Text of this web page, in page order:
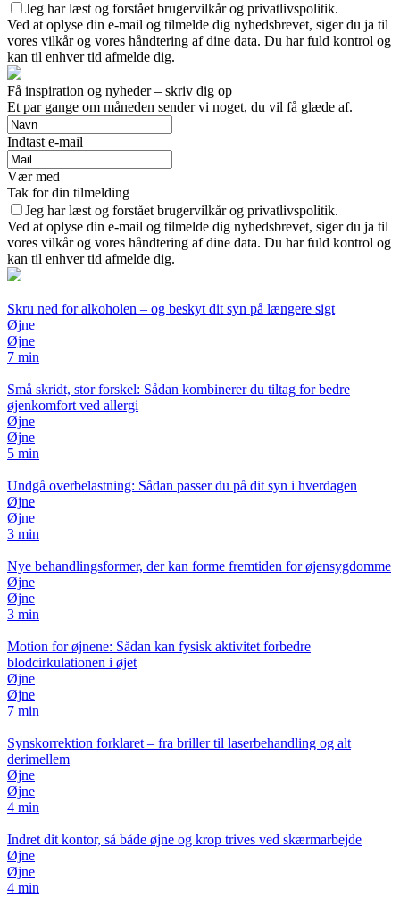
Jeg har læst og forstået brugervilkår og privatlivspolitik.
Ved at oplyse din e-mail og tilmelde dig nyhedsbrevet, siger du ja til
vores vilkår og vores håndtering af dine data. Du har fuld kontrol og
kan til enhver tid afmelde dig.
Få inspiration og nyheder – skriv dig op
Et par gange om måneden sender vi noget, du vil få glæde af.
Indtast e-mail
Vær med
Tak for din tilmelding
Jeg har læst og forstået brugervilkår og privatlivspolitik.
Ved at oplyse din e-mail og tilmelde dig nyhedsbrevet, siger du ja til
vores vilkår og vores håndtering af dine data. Du har fuld kontrol og
kan til enhver tid afmelde dig.
Skru ned for alkoholen – og beskyt dit syn på længere sigt
Øjne
Øjne
7 min
Små skridt, stor forskel: Sådan kombinerer du tiltag for bedre
øjenkomfort ved allergi
Øjne
Øjne
5 min
Undgå overbelastning: Sådan passer du på dit syn i hverdagen
Øjne
Øjne
3 min
Nye behandlingsformer, der kan forme fremtiden for øjensygdomme
Øjne
Øjne
3 min
Motion for øjnene: Sådan kan fysisk aktivitet forbedre
blodcirkulationen i øjet
Øjne
Øjne
7 min
Synskorrektion forklaret – fra briller til laserbehandling og alt
derimellem
Øjne
Øjne
4 min
Indret dit kontor, så både øjne og krop trives ved skærmarbejde
Øjne
Øjne
4 min